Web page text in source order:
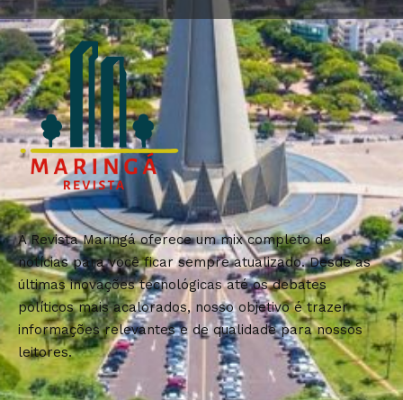
A Revista Maringá oferece um mix completo de
notícias para você ficar sempre atualizado. Desde as
últimas inovações tecnológicas até os debates
políticos mais acalorados, nosso objetivo é trazer
informações relevantes e de qualidade para nossos
leitores.